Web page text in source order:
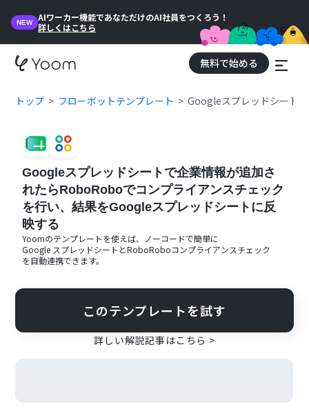
NEW
AIワーカー機能であなただけのAI社員をつくろう！
詳しくはこちら
無料で始める
トップ フローボットテンプレート Googleスプレッドシート
Googleスプレッドシートで企業情報が追加さ
れたらRoboRoboでコンプライアンスチェック
を行い、結果をGoogleスプレッドシートに反
映する
Yoomのテンプレートを使えば、ノーコードで簡単に
Google スプレッドシート とRoboRoboコンプライアンスチェック
を自動連携できます。
このテンプレートを試す
詳しい解説記事はこちら >